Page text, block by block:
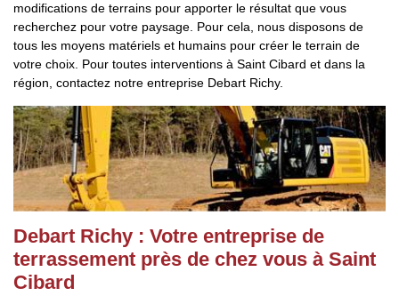
modifications de terrains pour apporter le résultat que vous
recherchez pour votre paysage. Pour cela, nous disposons de
tous les moyens matériels et humains pour créer le terrain de
votre choix. Pour toutes interventions à Saint Cibard et dans la
région, contactez notre entreprise Debart Richy.
Debart Richy : Votre entreprise de
terrassement près de chez vous à Saint
Cibard